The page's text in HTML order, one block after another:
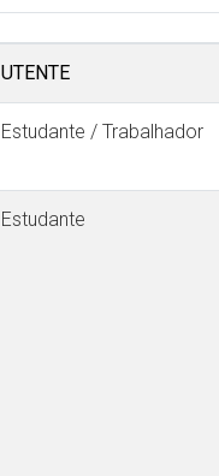
UTENTE
Estudante / Trabalhador
Estudante